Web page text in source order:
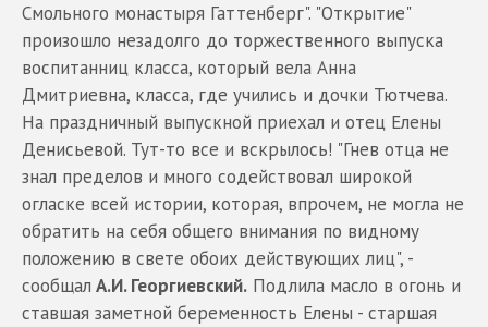
Смольного монастыря Гаттенберг". "Открытие"
произошло незадолго до торжественного выпуска
воспитанниц класса, который вела Анна
Дмитриевна, класса, где учились и дочки Тютчева.
На праздничный выпускной приехал и отец Елены
Денисьевой. Тут-то все и вскрылось! "Гнев отца не
знал пределов и много содействовал широкой
огласке всей истории, которая, впрочем, не могла не
обратить на себя общего внимания по видному
положению в свете обоих действующих лиц", -
сообщал А.И. Георгиевский. Подлила масло в огонь и
ставшая заметной беременность Елены - старшая